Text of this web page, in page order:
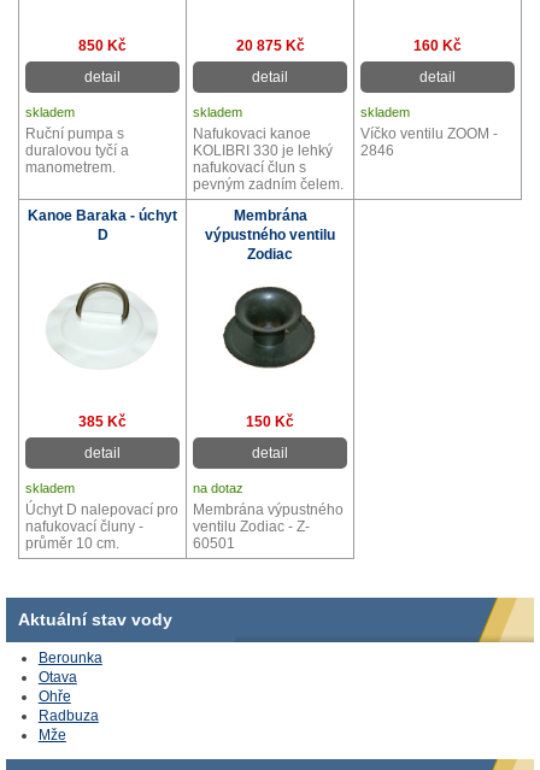
850 Kč
detail
20 875 Kč
detail
160 Kč
detail
skladem skladem skladem
Ruční pumpa s
duralovou tyčí a
manometrem.
Nafukovaci kanoe
KOLIBRI 330 je lehký
nafukovací člun s
pevným zadním čelem.
Víčko ventilu ZOOM -
2846
Kanoe Baraka - úchyt
D
Membrána
výpustného ventilu
Zodiac
385 Kč
detail
150 Kč
detail
skladem na dotaz
Úchyt D nalepovací pro
nafukovací čluny -
průměr 10 cm.
Membrána výpustného
ventilu Zodiac - Z-
60501
Aktuální stav vody
Berounka
Otava
Ohře
Radbuza
Mže